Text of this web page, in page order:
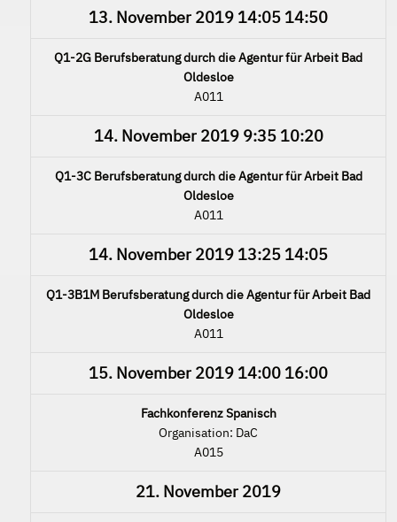
13. November 2019 14:05 14:50
Q1-2G Berufsberatung durch die Agentur für Arbeit Bad
Oldesloe
A011
14. November 20199:35 10:20
Q1-3C Berufsberatung durch die Agentur für Arbeit Bad
Oldesloe
A011
14. November 2019 13:25 14:05
Q1-3B1M Berufsberatung durch die Agentur für Arbeit Bad
Oldesloe
A011
15. November 2019 14:00 16:00
Fachkonferenz Spanisch
Organisation: DaC
A015
21. November 2019